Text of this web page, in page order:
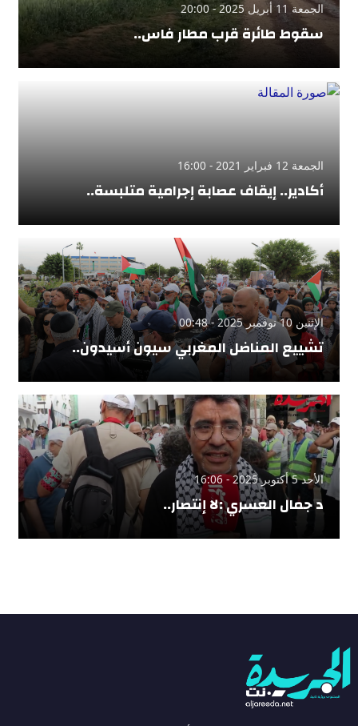
الجمعة 11 أبريل 2025 - 20:00
سقوط طائرة قرب مطار فاس..
الجمعة 12 فبراير 2021 - 16:00
أكادير.. إيقاف عصابة إجرامية متلبسة..
الإثنين 10 نوفمبر 2025 - 00:48
تشييع المناضل المغربي سيون أسيدون..
الأحد 5 أكتوبر 2025 - 16:06
د جمال العسري :لا إنتصار..